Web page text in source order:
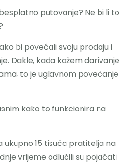
putovanje? Ne bi li to
bi povećali svoju prodaju i
Dakle, kada kažem darivanje
to je uglavnom povećanje
kako to funkcionira na
ukupno 15 tisuća pratitelja na
vrijeme odlučili su pojačati